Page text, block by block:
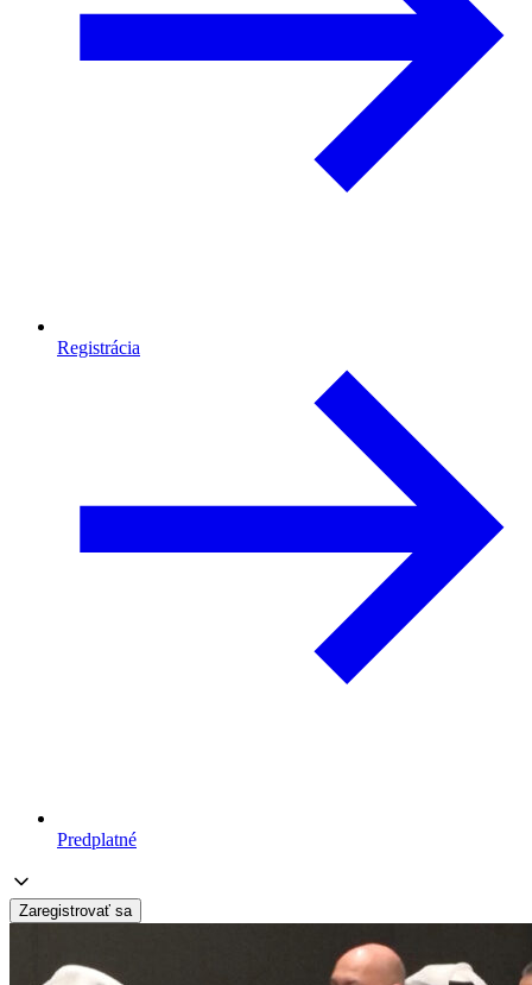
Registrácia
Predplatné
Zaregistrovať sa